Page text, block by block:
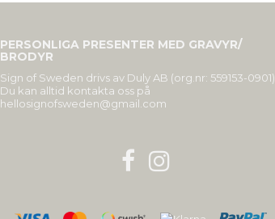
PERSONLIGA PRESENTER MED GRAVYR/
BRODYR
Sign of Sweden drivs av Duly AB (org.nr: 559153-0901).
Du kan alltid kontakta oss på
hellosignofsweden@gmail.com